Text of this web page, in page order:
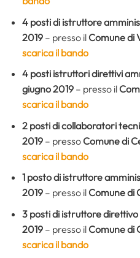
4 posti di istruttore
2019 – presso il Comune di
scarica il bando
4 posti istruttori direttivi
giugno 2019 – presso il
scarica il bando
2 posti di collaboratori
2019– presso Comune di
scarica il bando
1 posto di istruttore
2019– presso il Comune di
3 posti di istruttore
2019– presso il Comune di
scarica il bando